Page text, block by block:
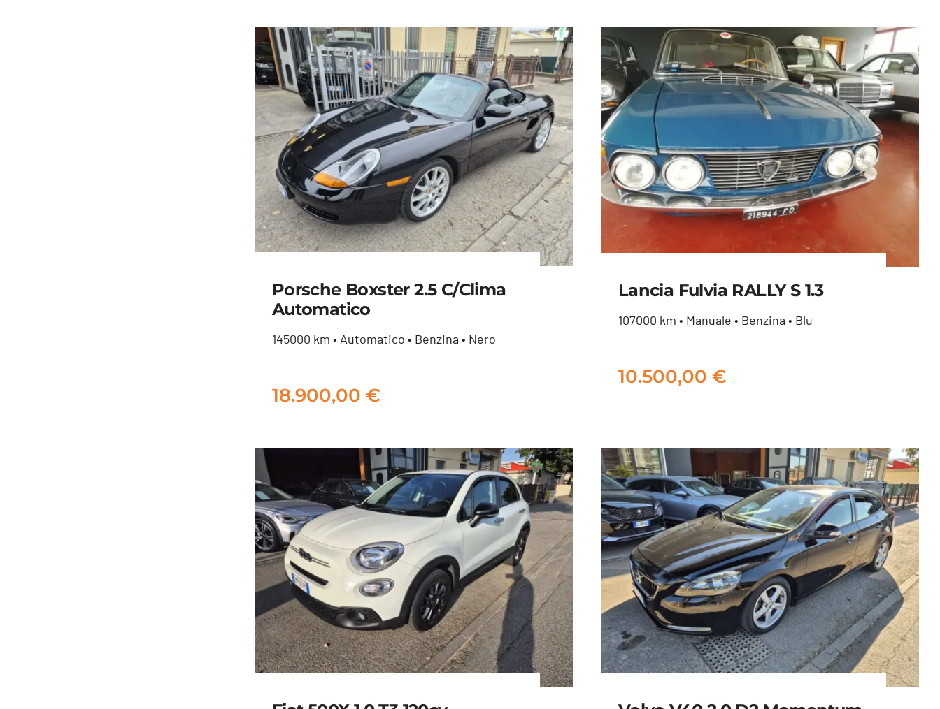
Porsche Boxster 2.5 C/clima
Automatico
145000 km • Automatico • Benzina • Nero
18.900,00 €
Lancia Fulvia RALLY S 1.3
Lancia Fulvia RALLY S 1.3
107000 km • Manuale • Benzina • Blu
10.500,00 €